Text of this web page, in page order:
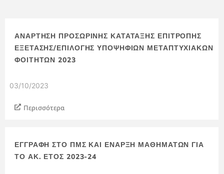
ΑΝΑΡΤΗΣΗ ΠΡΟΣΩΡΙΝΗΣ ΚΑΤΑΤΑΞΗΣ ΕΠΙΤΡΟΠΗΣ
ΕΞΕΤΑΣΗΣ/ΕΠΙΛΟΓΗΣ ΥΠΟΨΗΦΙΩΝ ΜΕΤΑΠΤΥΧΙΑΚΩΝ
ΦΟΙΤΗΤΩΝ 2023
03/10/2023
Περισσότερα
ΕΓΓΡΑΦΗ ΣΤΟ ΠΜΣ ΚΑΙ ΕΝΑΡΞΗ ΜΑΘΗΜΑΤΩΝ ΓΙΑ
ΤΟ ΑΚ. ΕΤΟΣ 2023-24